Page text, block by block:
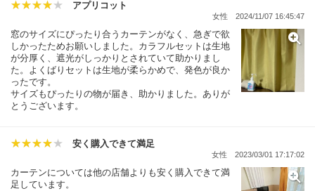
アプリコット
女性 2024/11/07 16:45:47
窓のサイズにぴったり合うカーテンがなく、急ぎで欲
しかったためお願いしました。カラフルセットは生地
が分厚く、遮光がしっかりとされていて助かりまし
た。よくばりセットは生地が柔らかめで、発色が良か
ったです。
サイズもぴったりの物が届き、助かりました。ありが
とうございます。
安く購入できて満足
女性 2023/03/01 17:17:02
カーテンについては他の店舗よりも安く購入できて満
足しています。